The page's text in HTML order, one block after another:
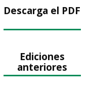
Descarga el PDF
Ediciones
anteriores